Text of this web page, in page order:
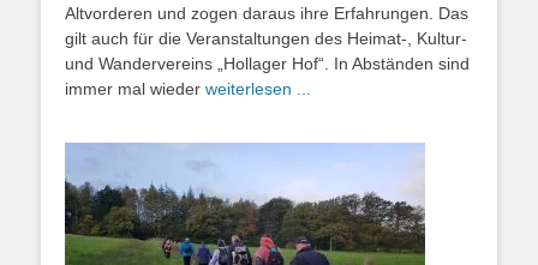
Altvorderen und zogen daraus ihre Erfahrungen. Das
gilt auch für die Veranstaltungen des Heimat-, Kultur-
und Wandervereins „Hollager Hof“. In Abständen sind
immer mal wieder weiterlesen ...